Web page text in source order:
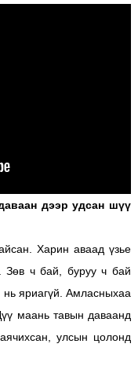
дээр удсан шүү
Харин аваад үзье
Зөв ч бай, буруу ч бай
нь яриагүй. Амласныхаа
маань тавын даваанд
улсын цолонд